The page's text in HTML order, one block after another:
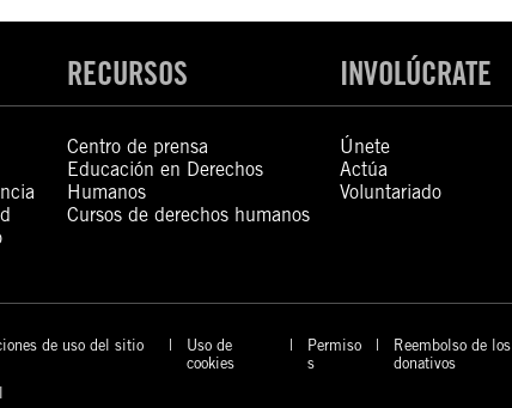
RECURSOS
Centro de prensa
Educación en Derechos
Humanos
Cursos de derechos humanos
INVOLÚCRATE
Únete
Actúa
Voluntariado
de uso del sitio
Uso de
cookies
Permiso
s
Reembolso de los
donativos